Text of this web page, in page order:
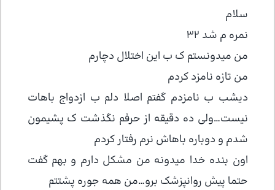
سلام
نمره م شد ۳۲
من میدونستم ک ب این اختلال دچارم
من تازه نامزد کردم
دیشب ب نامزدم گفتم اصلا دلم ب ازدواج باهات
نیست…ولی ده دقیقه از حرفم نگذشت ک پشیمون
شدم و دوباره باهاش نرم رفتار کردم
اون بنده خدا میدونه من مشکل دارم و بهم گفت
حتما پیش روانپزشک برو…من همه جوره پشتتم